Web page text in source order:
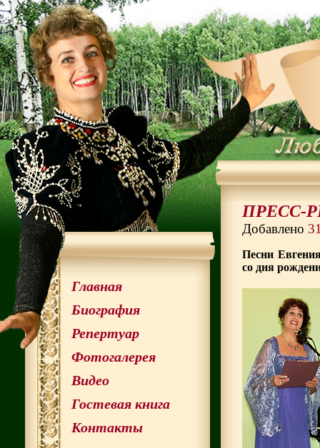
Главная
Биография
Репертуар
Фотогалерея
Видео
Гостевая книга
Контакты
ПРЕСС-
Добавлено
Песни
со дня